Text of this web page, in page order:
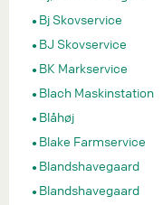
Bj Skovservice
BJ Skovservice
BK Markservice
Blach Maskinstation
Blåhøj
Blake Farmservice
Blandshavegaard
Blandshavegaard